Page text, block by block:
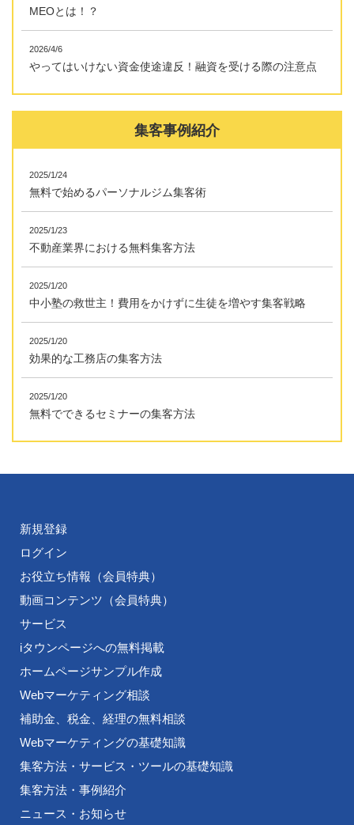
MEOとは！？
2026/4/6
やってはいけない資金使途違反！融資を受ける際の注意点
集客事例紹介
2025/1/24
無料で始めるパーソナルジム集客術
2025/1/23
不動産業界における無料集客方法
2025/1/20
中小塾の救世主！費用をかけずに生徒を増やす集客戦略
2025/1/20
効果的な工務店の集客方法
2025/1/20
無料でできるセミナーの集客方法
新規登録
ログイン
お役立ち情報（会員特典）
動画コンテンツ（会員特典）
サービス
iタウンページへの無料掲載
ホームページサンプル作成
Webマーケティング相談
補助金、税金、経理の無料相談
Webマーケティングの基礎知識
集客方法・サービス・ツールの基礎知識
集客方法・事例紹介
ニュース・お知らせ